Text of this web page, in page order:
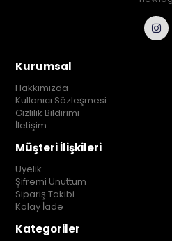
Kurumsal
Hakkımızda
Kullanıcı Sözleşmesi
Gizlilik Bildirimi
İletişim
Müşteri İlişkileri
Üyelik
Şifremi Unuttum
Sipariş Takibi
Kolay İade
Kategoriler